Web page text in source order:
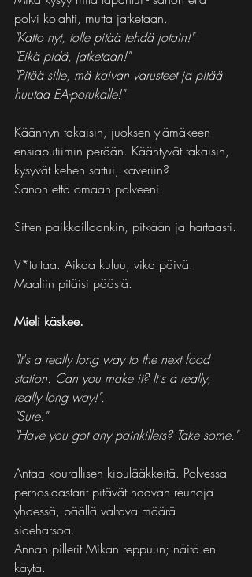
polvi kolahti, mutta jatketaan.
"Katto nyt, tolle pitää tehdä jotain!"
"Eikä pidä, jatketaan!"
"Pitää sille, mä kaivan varusteet ja pitää
huutaa EA-porukalle!"
Käännyn takaisin, juoksen ylämäkeen
ensiaputiimin perään. Kääntyvät takaisin,
kysyvät kehen sattui, kaveriin?
Sanon että omaan polveeni.
Sitten paikkaillaankin, pitkään ja hartaasti.
V*tuttaa. Aikaa kuluu, vika päivä.
Maaliin pitäisi päästä.
Mieli käskee.
"It's a really long way to the next food
station. Can you make it? It's a really,
really long way!".
"Sure."
"Have you got any painkillers? Take some."
Antaa kourallisen kipulääkkeitä. Polvessa
perhoslaastarit pitävät haavan reunoja
yhdessä, päällä valtava määrä
sideharsoa.
Annan pillerit Mikan reppuun; näitä en
käytä.